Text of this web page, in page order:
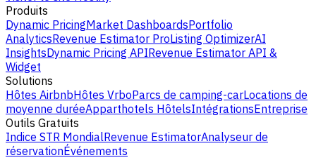
Produits
Dynamic PricingMarket DashboardsPortfolio
AnalyticsRevenue Estimator ProListing OptimizerAI
InsightsDynamic Pricing APIRevenue Estimator API &
Widget
Solutions
Hôtes AirbnbHôtes VrboParcs de camping-carLocations de
moyenne duréeApparthotels HôtelsIntégrationsEntreprise
Outils Gratuits
Indice STR MondialRevenue EstimatorAnalyseur de
réservationÉvénements